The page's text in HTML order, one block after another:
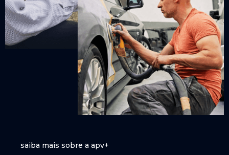
saiba mais sobre a apv+